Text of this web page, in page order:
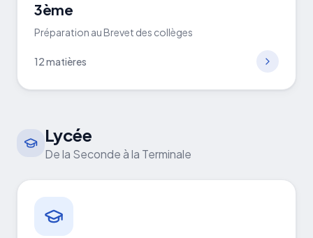
3ème
Préparation au Brevet des collèges
12matières
Lycée
De la Seconde à la Terminale